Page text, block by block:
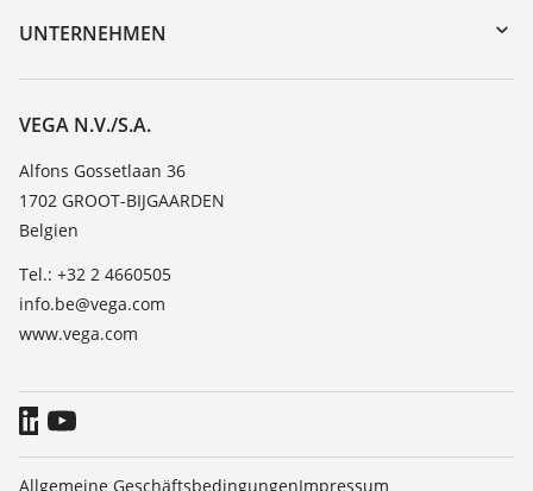
DTM Collection/PACTware
Trainings
TeamViewer
UNTERNEHMEN
Über VEGA
Kontakt
News
Presse
Blog
VEGA N.V./S.A.
Alfons Gossetlaan 36
1702 GROOT-BIJGAARDEN
Belgien
Tel.: +32 2 4660505
info.be@vega.com
www.vega.com
Allgemeine GeschäftsbedingungenImpressum